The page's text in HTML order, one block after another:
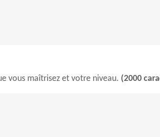
vous maîtrisez et votre niveau. (2000